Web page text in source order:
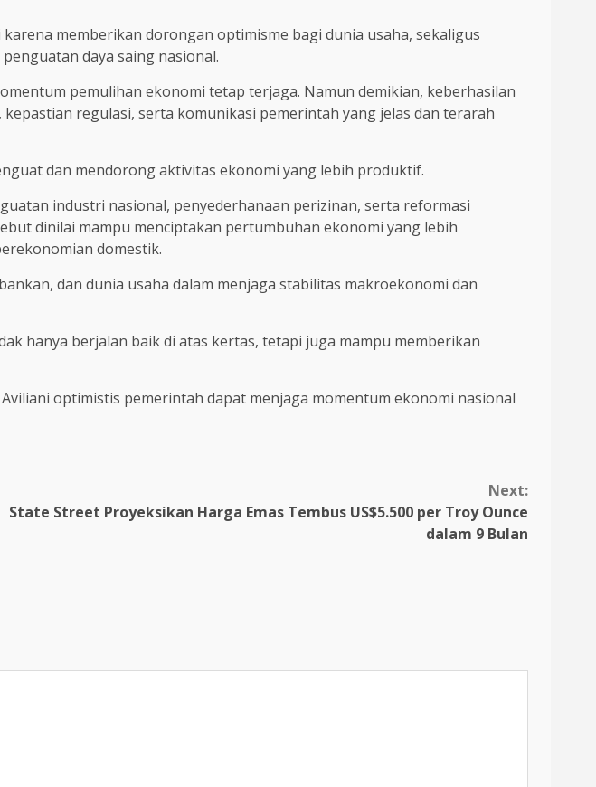
memberikan dorongan optimisme bagi dunia usaha, sekaligus
daya saing nasional.
pemulihan ekonomi tetap terjaga. Namun demikian, keberhasilan
regulasi, serta komunikasi pemerintah yang jelas dan terarah
dan mendorong aktivitas ekonomi yang lebih produktif.
industri nasional, penyederhanaan perizinan, serta reformasi
dinilai mampu menciptakan pertumbuhan ekonomi yang lebih
domestik.
dan dunia usaha dalam menjaga stabilitas makroekonomi dan
hanya berjalan baik di atas kertas, tetapi juga mampu memberikan
optimistis pemerintah dapat menjaga momentum ekonomi nasional
Next:
State Street Proyeksikan Harga Emas Tembus US$5.500 per Troy Ounce
dalam 9 Bulan